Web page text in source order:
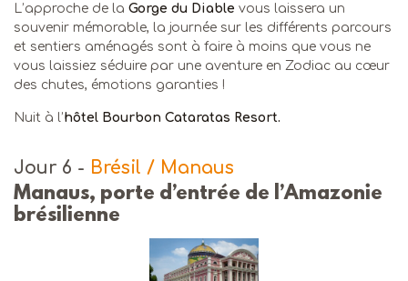
L’approche de la Gorge du Diable vous laissera un
souvenir mémorable, la journée sur les différents parcours
et sentiers aménagés sont à faire à moins que vous ne
vous laissiez séduire par une aventure en Zodiac au cœur
des chutes, émotions garanties !
Nuit à l’hôtel Bourbon Cataratas Resort.
Jour 6 - Brésil / Manaus
Manaus, porte d’entrée de l’Amazonie
brésilienne